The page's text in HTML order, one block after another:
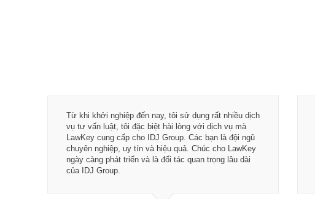
Từ khi khởi nghiệp đến nay, tôi sử dụng rất nhiều dịch
vụ tư vấn luật, tôi đặc biệt hài lòng với dịch vụ mà
LawKey cung cấp cho IDJ Group. Các bạn là đội ngũ
chuyên nghiệp, uy tín và hiệu quả. Chúc cho LawKey
ngày càng phát triển và là đối tác quan trọng lâu dài
của IDJ Group.